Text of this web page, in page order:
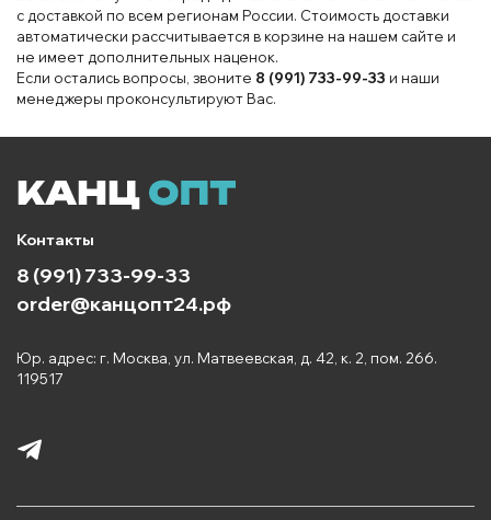
с доставкой по всем регионам России. Стоимость доставки
автоматически рассчитывается в корзине на нашем сайте и
не имеет дополнительных наценок.
Если остались вопросы, звоните 8 (991) 733-99-33 и наши
менеджеры проконсультируют Вас.
Контакты
8 (991) 733-99-33
order@канцопт24.рф
Юр. адрес: г. Москва, ул. Матвеевская, д. 42, к. 2, пом. 266.
119517